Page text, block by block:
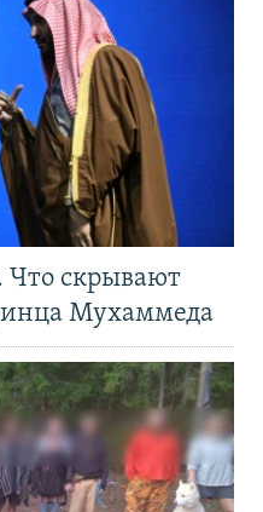
скрывают
Мухаммеда